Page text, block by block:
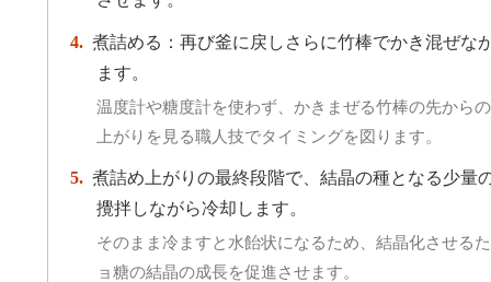
煮詰める：再び釜に戻しさらに竹棒でかき混ぜな
ます。
温度計や糖度計を使わず、かきまぜる竹棒の先から
上がりを見る職人技でタイミングを図ります。
煮詰め上がりの最終段階で、結晶の種となる少量
攪拌しながら冷却します。
そのまま冷ますと水飴状になるため、結晶化させる
ョ糖の結晶の成長を促進させます。